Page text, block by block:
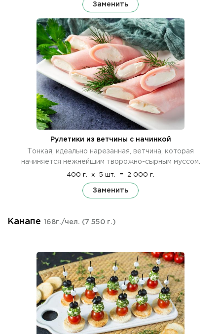
Заменить
Рулетики из ветчины с начинкой
Тонкая, идеально нарезанная, ветчина, которая
начиняется нежнейшим творожно-сырным муссом.
400 г. x 5 шт. = 2 000 г.
Заменить
Канапе 168г./чел. (7 550 г.)